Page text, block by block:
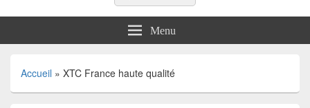
Menu
Accueil » XTC France haute qualité